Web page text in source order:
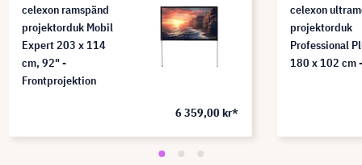
celexon ramspänd
projektorduk Mobil
Expert 203 x 114
cm, 92" -
Frontprojektion
6 359,00 kr*
celexon
projektorduk
Professional
180 x 102 cm